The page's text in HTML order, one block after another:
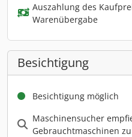
Auszahlung des
Warenübergabe
Besichtigung
Besichtigung möglich
Maschinensucher
Gebrauchtmaschinen